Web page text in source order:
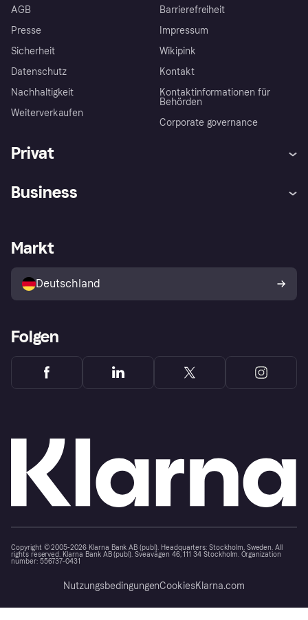
AGB
Presse
Sicherheit
Datenschutz
Nachhaltigkeit
Weiterverkaufen
Barrierefreiheit
Impressum
Wikipink
Kontakt
Kontaktinformationen für
Behörden
Corporate governance
Privat
Klarna App
Shops entdecken
Käuferschutzrichtlinie
Dein Widerrufsrecht
Business
Händlerportal
Markt
Deutschland
Folgen
Copyright © 2005-2026 Klarna Bank AB (publ). Headquarters: Stockholm, Sweden. All
rights reserved. Klarna Bank AB (publ). Sveavägen 46, 111 34 Stockholm. Organization
number: 556737-0431
NutzungsbedingungenCookiesKlarna.com